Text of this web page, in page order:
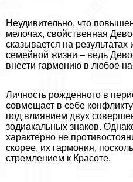
Неудивительно, что
мелочах, свойственная
сказывается на результатах
семейной жизни – ведь
внести гармонию в любое
Личность рожденного в
совмещает в себе
под влиянием двух
зодиакальных знаков.
хаpaктерно не
скорее, их гармония,
стремлением к Красоте.